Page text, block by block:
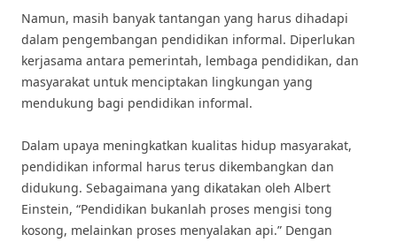
Namun, masih banyak tantangan yang harus dihadapi
dalam pengembangan pendidikan informal. Diperlukan
kerjasama antara pemerintah, lembaga pendidikan, dan
masyarakat untuk menciptakan lingkungan yang
mendukung bagi pendidikan informal.
Dalam upaya meningkatkan kualitas hidup masyarakat,
pendidikan informal harus terus dikembangkan dan
didukung. Sebagaimana yang dikatakan oleh Albert
Einstein, “Pendidikan bukanlah proses mengisi tong
kosong, melainkan proses menyalakan api.” Dengan